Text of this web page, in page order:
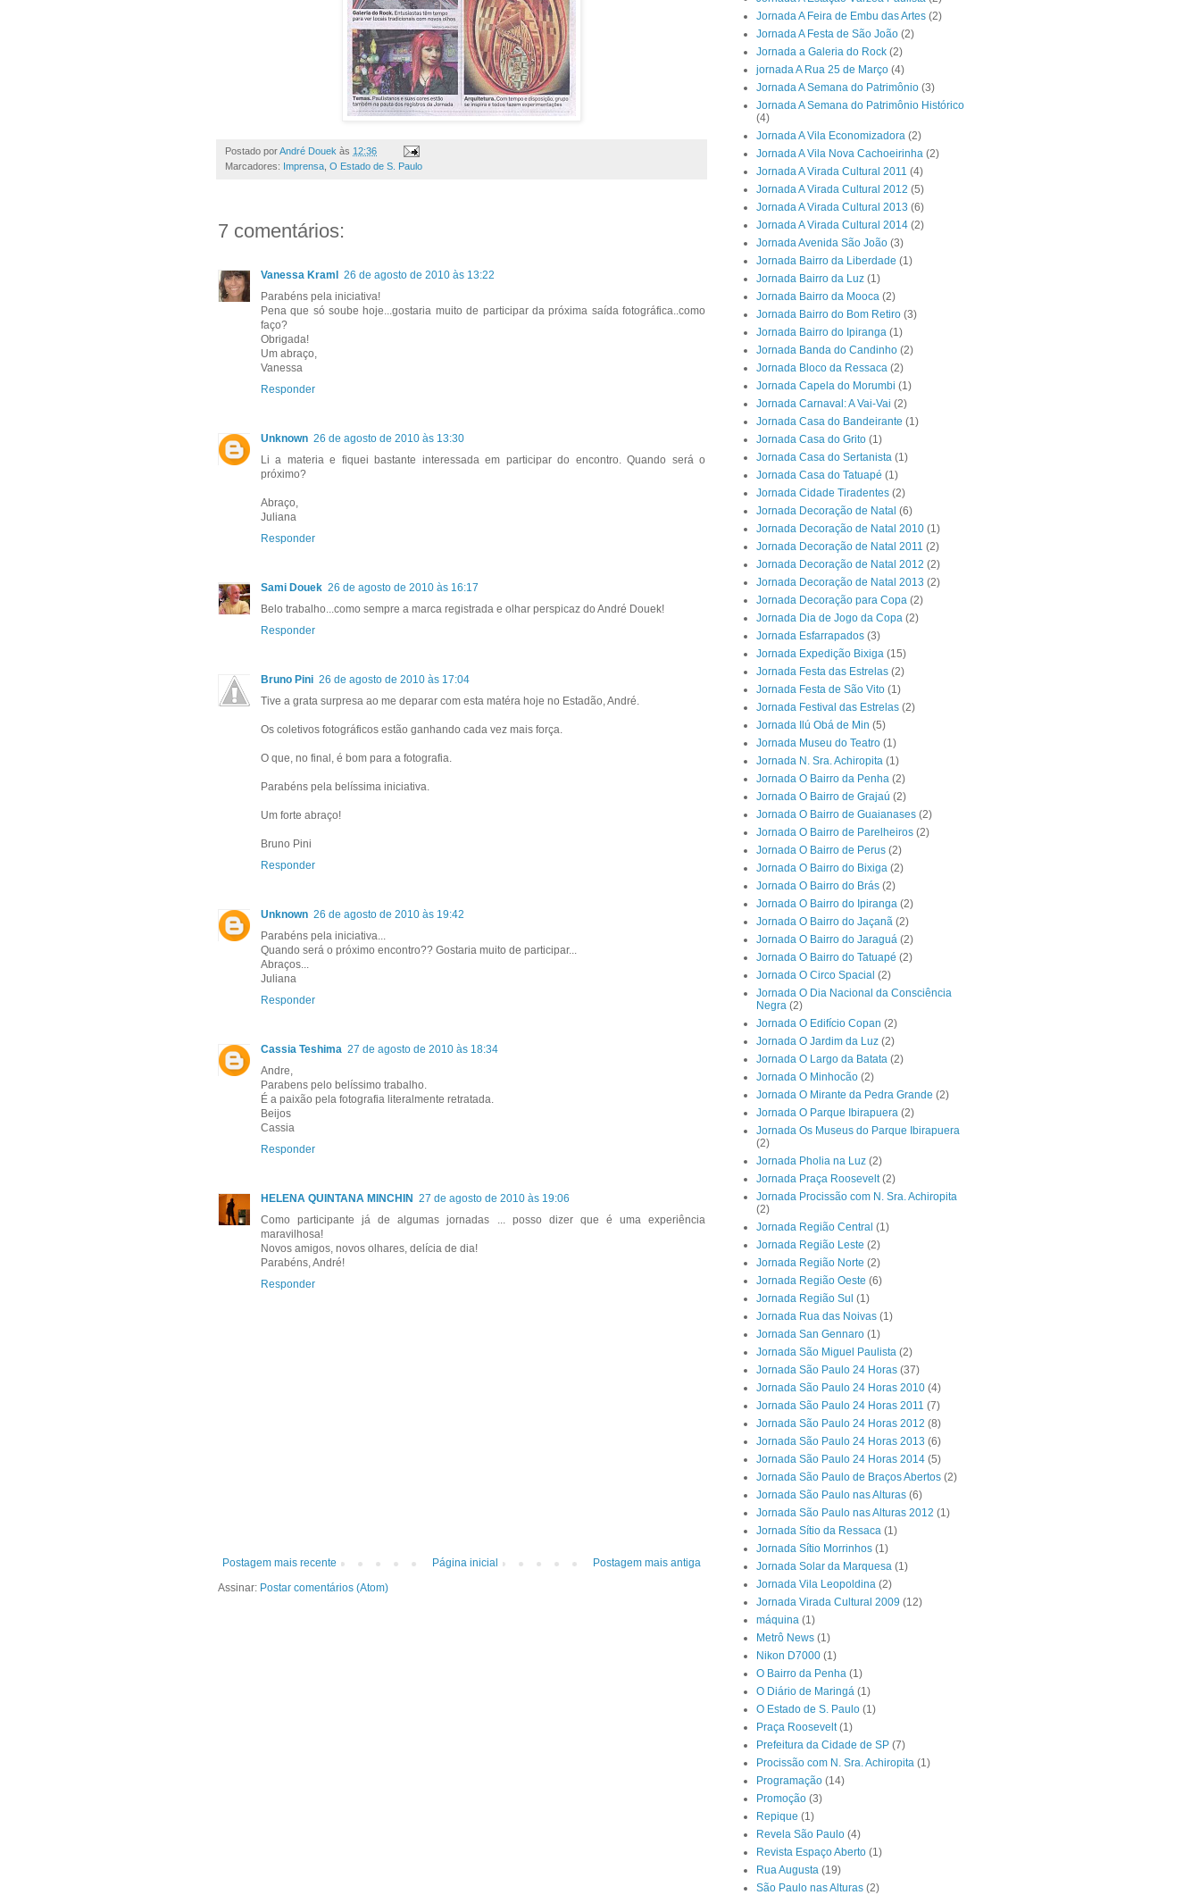
Postado porAndré Douek às 12:36
Marcadores: Imprensa O Estado de S. Paulo
7 comentários:
Vanessa Kraml 26 de agosto de 2010 às 13:22
Parabéns pela iniciativa!
Pena que só soube hoje...gostaria muito de participar da próxima saída fotográfica..como
faço?
Obrigada!
Um abraço,
Vanessa
Responder
Unknown 26 de agosto de 2010 às 13:30
Li a materia e fiquei bastante interessada em participar do encontro. Quando será o
próximo?
Abraço,
Juliana
Responder
Sami Douek 26 de agosto de 2010 às 16:17
Belo trabalho...como sempre a marca registrada e olhar perspicaz do André Douek!
Responder
Bruno Pini 26 de agosto de 2010 às 17:04
Tive a grata surpresa ao me deparar com esta matéra hoje no Estadão, André.
Os coletivos fotográficos estão ganhando cada vez mais força.
O que, no final, é bom para a fotografia.
Parabéns pela belíssima iniciativa.
Um forte abraço!
Bruno Pini
Responder
Unknown 26 de agosto de 2010 às 19:42
Parabéns pela iniciativa...
Quando será o próximo encontro?? Gostaria muito de participar...
Abraços...
Juliana
Responder
Cassia Teshima 27 de agosto de 2010 às 18:34
Andre,
Parabens pelo belíssimo trabalho.
É a paixão pela fotografia literalmente retratada.
Beijos
Cassia
Responder
HELENA QUINTANA MINCHIN 27 de agosto de 2010 às 19:06
Como participante já de algumas jornadas ... posso dizer que é uma experiência
maravilhosa!
Novos amigos, novos olhares, delícia de dia!
Parabéns, André!
Responder
Postagem mais recente Postagem mais antiga
Página inicial
Assinar: Postar comentários (Atom)
Jornada A Feira de Embu das Artes (2)
Jornada A Festa de São João (2)
Jornada a Galeria do Rock (2)
jornada A Rua 25 de Março (4)
Jornada A Semana do Patrimônio (3)
Jornada A Semana do Patrimônio Histórico
(4)
Jornada A Vila Economizadora (2)
Jornada A Vila Nova Cachoeirinha (2)
Jornada A Virada Cultural 2011 (4)
Jornada A Virada Cultural 2012 (5)
Jornada A Virada Cultural 2013 (6)
Jornada A Virada Cultural 2014 (2)
Jornada Avenida São João (3)
Jornada Bairro da Liberdade (1)
Jornada Bairro da Luz (1)
Jornada Bairro da Mooca (2)
Jornada Bairro do Bom Retiro (3)
Jornada Bairro do Ipiranga (1)
Jornada Banda do Candinho (2)
Jornada Bloco da Ressaca (2)
Jornada Capela do Morumbi (1)
Jornada Carnaval: A Vai-Vai (2)
Jornada Casa do Bandeirante (1)
Jornada Casa do Grito (1)
Jornada Casa do Sertanista (1)
Jornada Casa do Tatuapé (1)
Jornada Cidade Tiradentes (2)
Jornada Decoração de Natal (6)
Jornada Decoração de Natal 2010 (1)
Jornada Decoração de Natal 2011 (2)
Jornada Decoração de Natal 2012 (2)
Jornada Decoração de Natal 2013 (2)
Jornada Decoração para Copa (2)
Jornada Dia de Jogo da Copa (2)
Jornada Esfarrapados (3)
Jornada Expedição Bixiga (15)
Jornada Festa das Estrelas (2)
Jornada Festa de São Vito (1)
Jornada Festival das Estrelas (2)
Jornada Ilú Obá de Min (5)
Jornada Museu do Teatro (1)
Jornada N. Sra. Achiropita (1)
Jornada O Bairro da Penha (2)
Jornada O Bairro de Grajaú (2)
Jornada O Bairro de Guaianases (2)
Jornada O Bairro de Parelheiros (2)
Jornada O Bairro de Perus (2)
Jornada O Bairro do Bixiga (2)
Jornada O Bairro do Brás (2)
Jornada O Bairro do Ipiranga (2)
Jornada O Bairro do Jaçanã (2)
Jornada O Bairro do Jaraguá (2)
Jornada O Bairro do Tatuapé (2)
Jornada O Circo Spacial (2)
Jornada O Dia Nacional da Consciência
Negra (2)
Jornada O Edifício Copan (2)
Jornada O Jardim da Luz (2)
Jornada O Largo da Batata (2)
Jornada O Minhocão (2)
Jornada O Mirante da Pedra Grande (2)
Jornada O Parque Ibirapuera (2)
Jornada Os Museus do Parque Ibirapuera
(2)
Jornada Pholia na Luz (2)
Jornada Praça Roosevelt (2)
Jornada Procissão com N. Sra. Achiropita
(2)
Jornada Região Central (1)
Jornada Região Leste (2)
Jornada Região Norte (2)
Jornada Região Oeste (6)
Jornada Região Sul (1)
Jornada Rua das Noivas (1)
Jornada San Gennaro (1)
Jornada São Miguel Paulista (2)
Jornada São Paulo 24 Horas (37)
Jornada São Paulo 24 Horas 2010 (4)
Jornada São Paulo 24 Horas 2011 (7)
Jornada São Paulo 24 Horas 2012 (8)
Jornada São Paulo 24 Horas 2013 (6)
Jornada São Paulo 24 Horas 2014 (5)
Jornada São Paulo de Braços Abertos (2)
Jornada São Paulo nas Alturas (6)
Jornada São Paulo nas Alturas 2012 (1)
Jornada Sítio da Ressaca (1)
Jornada Sítio Morrinhos (1)
Jornada Solar da Marquesa (1)
Jornada Vila Leopoldina (2)
Jornada Virada Cultural 2009 (12)
máquina (1)
Metrô News (1)
Nikon D7000 (1)
O Bairro da Penha (1)
O Diário de Maringá (1)
O Estado de S. Paulo (1)
Praça Roosevelt (1)
Prefeitura da Cidade de SP (7)
Procissão com N. Sra. Achiropita (1)
Programação (14)
Promoção (3)
Repique (1)
Revela São Paulo (4)
Revista Espaço Aberto (1)
Rua Augusta (19)
São Paulo nas Alturas (2)